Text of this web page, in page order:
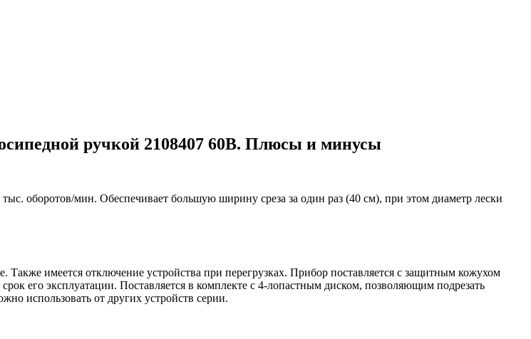
ручкой 2108407 60В. Плюсы и минусы
оборотов/мин. Обеспечивает большую ширину среза за один раз (40 см), при этом диаметр лески
имеется отключение устройства при перегрузках. Прибор поставляется с защитным кожухом
его эксплуатации. Поставляется в комплекте с 4-лопастным диском, позволяющим подрезать
использовать от других устройств серии.